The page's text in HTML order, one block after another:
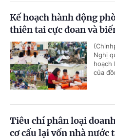
Kế hoạch hành động
thiên tai cực đoan và
Nghị
hoạch
của
Tiêu chí phân loại
cơ cấu lại vốn nhà nước